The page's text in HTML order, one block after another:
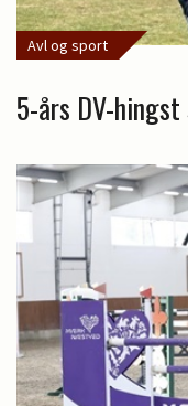
Avl og sport
5-års DV-